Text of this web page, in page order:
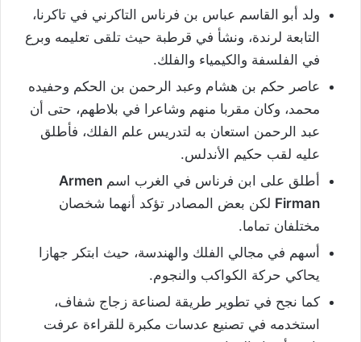
ولد أبو القاسم عباس بن فرناس التاكرني في تاكرنا،
التابعة لرندة، ونشأ في قرطبة حيث تلقى تعليمه وبرع
في الفلسفة والكيمياء والفلك.
عاصر حكم بن هشام وعبد الرحمن بن الحكم وحفيده
محمد، وكان مقربا منهم وشاعرا في بلاطهم، حتى أن
عبد الرحمن استعان به لتدريس علم الفلك، فأطلق
عليه لقب حكيم الأندلس.
أطلق على ابن فرناس في الغرب اسم Armen
Firman لكن بعض المصادر تؤكد أنهما شخصان
مختلفان تماما.
أسهم في مجالي الفلك والهندسة، حيث ابتكر جهازا
يحاكي حركة الكواكب والنجوم.
كما نجح في تطوير طريقة لصناعة زجاج شفاف،
استخدمه في تصنيع عدسات مكبرة للقراءة عرفت